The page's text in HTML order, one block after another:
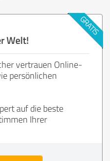
Welt!
vertrauen Online-
persönlichen
auf die beste
Ihrer